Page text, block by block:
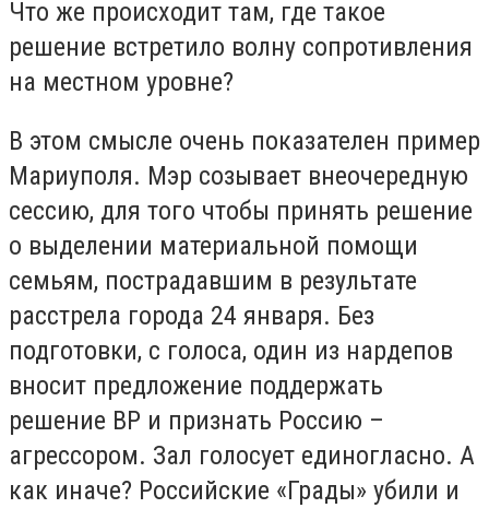
Что же происходит там, где такое
решение встретило волну сопротивления
на местном уровне?
В этом смысле очень показателен пример
Мариуполя. Мэр созывает внеочередную
сессию, для того чтобы принять решение
о выделении материальной помощи
семьям, пострадавшим в результате
расстрела города 24 января. Без
подготовки, с голоса, один из нардепов
вносит предложение поддержать
решение ВР и признать Россию –
агрессором. Зал голосует единогласно. А
как иначе? Российские «Грады» убили и